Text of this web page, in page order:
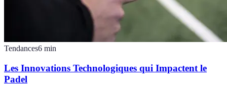
Tendances6 min
Les Innovations Technologiques qui Impactent le
Padel